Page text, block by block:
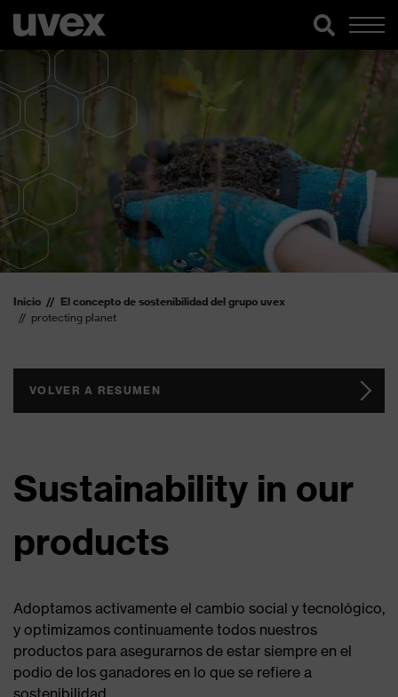
Inicio
El concepto de sostenibilidad del grupo uvex
protecting planet
VOLVER A RESUMEN
Sustainability in our
products
Adoptamos activamente el cambio social y tecnológico,
y optimizamos continuamente todos nuestros
productos para asegurarnos de estar siempre en el
podio de los ganadores en lo que se refiere a
sostenibilidad.